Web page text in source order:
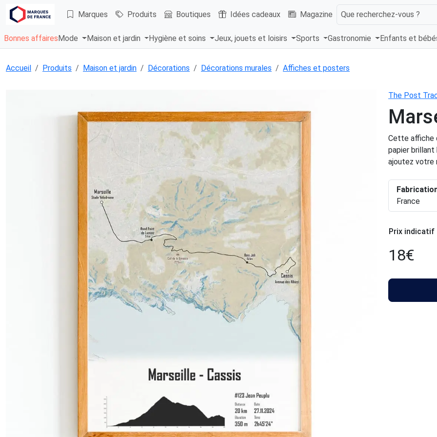
Marques Produits Boutiques Idées cadeaux Magazine Que recherchez-vous ?
Bonnes affaires Mode Maison et jardin Hygiène et soins Jeux, jouets et loisirs Sports Gastronomie Enfants et
Accueil Produits Maison et jardin Décorations Décorations murales Affiches et posters
The Post
Cette affiche
papier brillant
ajoutez votre
France
Prix indicatif
18€